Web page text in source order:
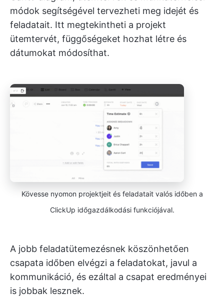
módok segítségével tervezheti meg idejét és
feladatait. Itt megtekintheti a projekt
ütemtervét, függőségeket hozhat létre és
dátumokat módosíthat.
Kövesse nyomon projektjeit és feladatait valós időben a
ClickUp időgazdálkodási funkciójával.
A jobb feladatütemezésnek köszönhetően
csapata időben elvégzi a feladatokat, javul a
kommunikáció, és ezáltal a csapat eredményei
is jobbak lesznek.